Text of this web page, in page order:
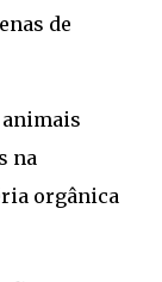
de
animais
na
orgânica